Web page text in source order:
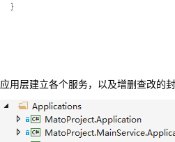
应用层建立各个服务，以及增删查改的